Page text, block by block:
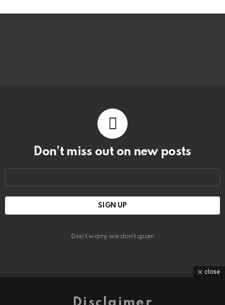
Don’t miss out on new posts
Don't worry, we don't spam
close